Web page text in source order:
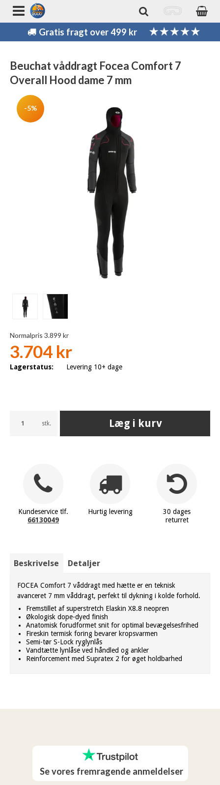
Gratis fragt over 499 kr
Beuchat våddragt Focea Comfort 7
Overall Hood dame 7 mm
-5%
Normalpris 3.899 kr
3.704 kr
Lagerstatus: Levering 10+ dage
stk. Læg i kurv
Kundeservice tlf.
66130049
Hurtig levering
30 dages
returret
Beskrivelse Detaljer
FOCEA Comfort 7 våddragt med hætte er en teknisk
avanceret 7 mm våddragt, perfekt til dykning i kolde forhold.
Fremstillet af superstretch Elaskin X8.8 neopren
Økologisk dope-dyed finish
Anatomisk forudformet snit for optimal bevægelsesfrihed
Fireskin termisk foring bevarer kropsvarmen
Semi-tør S-Lock ryglynlås
Vandtætte lynlåse ved håndled og ankler
Reinforcement med Supratex 2 for øget holdbarhed
Se vores fremragende anmeldelser